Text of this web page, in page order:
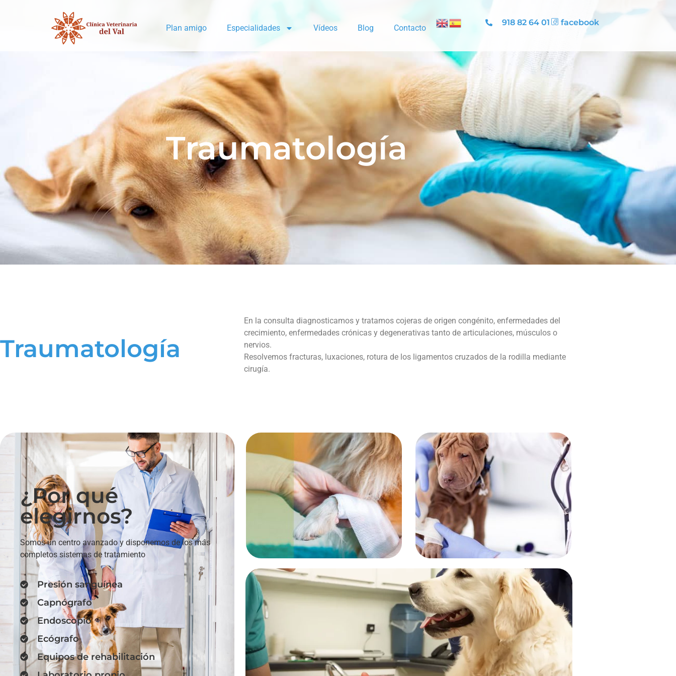
Plan amigo Especialidades Vídeos Blog Contacto
918 82 64 01 facebook
Traumatología
Traumatología
En la consulta diagnosticamos y tratamos cojeras de origen congénito, enfermedades del
crecimiento, enfermedades crónicas y degenerativas tanto de articulaciones, músculos o
nervios.
Resolvemos fracturas, luxaciones, rotura de los ligamentos cruzados de la rodilla mediante
cirugía.
¿Por qué
elegirnos?
Somos un centro avanzado y disponemos de los más
completos sistemas de tratamiento
Presión sanguínea
Capnógrafo
Endoscopio
Ecógrafo
Equipos de rehabilitación